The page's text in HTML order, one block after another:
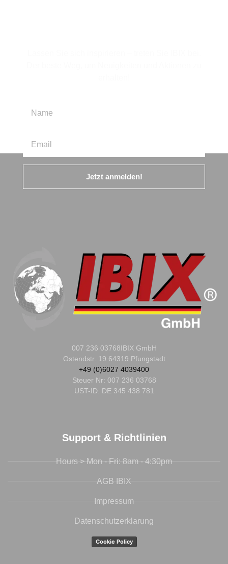
Jetzt anmelden!
007 236 03768IBIX GmbH
Ostendstr. 19 64319 Pfungstadt
+49 (0)6027 4039400
Steuer Nr: 007 236 03768
UST-ID: DE 345 438 781
Support & Richtlinien
Hours > Mon - Fri: 8am - 4:30pm
AGB IBIX
Impressum
Datenschutzerklarung
Cookie Policy